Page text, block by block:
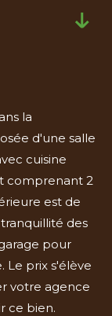
la
d'une salle
cuisine
comprenant 2
est de
des
pour
Le prix s'élève
votre agence
ce bien.